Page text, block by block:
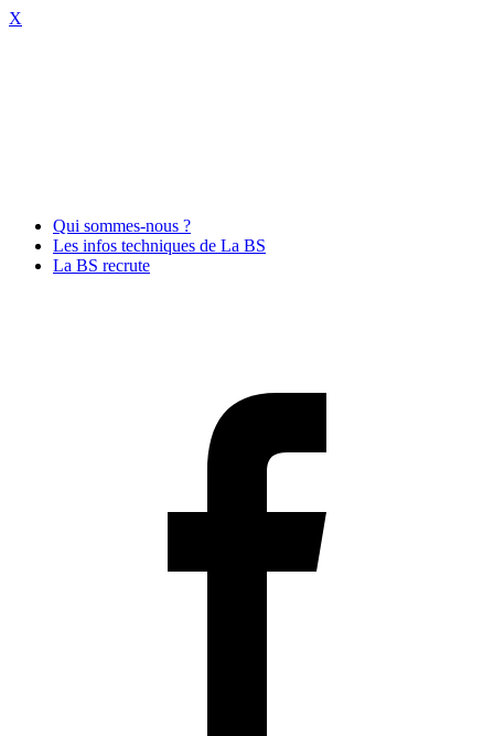
X
Qui sommes-nous ?
Les infos techniques de La BS
La BS recrute